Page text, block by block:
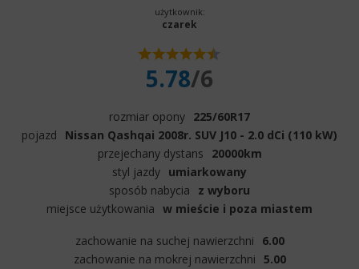
użytkownik:
czarek
5.78/6
rozmiar opony 225/60R17
pojazd
Nissan Qashqai 2008r. SUV J10 - 2.0 dCi (110 kW)
przejechany dystans
20000km
styl jazdy umiarkowany
sposób nabycia
z wyboru
miejsce użytkowania w mieście i poza miastem
zachowanie na suchej nawierzchni
6.00
zachowanie na mokrej nawierzchni 5.00